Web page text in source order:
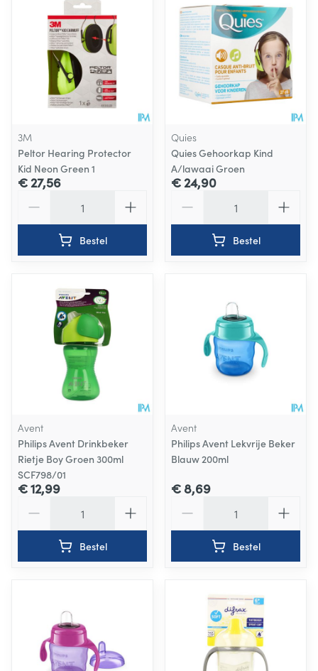
3M
Peltor Hearing Protector
Kid Neon Green 1
€ 27,56
Bestel
Quies
Quies Gehoorkap Kind
A/lawaai Groen
€ 24,90
Bestel
Avent
Philips Avent Drinkbeker
Rietje Boy Groen 300ml
SCF798/01
€ 12,99
Bestel
Avent
Philips Avent Lekvrije Beker
Blauw 200ml
€ 8,69
Bestel